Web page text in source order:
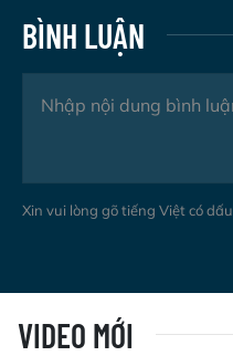
BÌNH LUẬN
Xin vui lòng gõ tiếng Việt có dấu
VIDEO MỚI